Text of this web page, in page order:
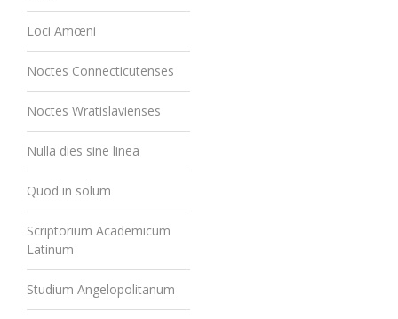
Loci Amœni
Noctes Connecticutenses
Noctes Wratislavienses
Nulla dies sine linea
Quod in solum
Scriptorium Academicum
Latinum
Studium Angelopolitanum